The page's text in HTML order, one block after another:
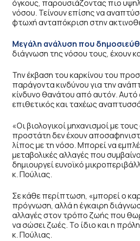
όγκους, παρουσιάζοντας πιο
νόσου. Τείνουν επίσης να
φτωχή ανταπόκριση στην
Μεγάλη ανάλυση που
διάγνωση της νόσου τους, έχουν
Την έκβαση του καρκίνου του
παράγοντα κινδύνου για την
κίνδυνο θανάτου από αυτόν. Αυτό
επιθετικός και ταχέως
«Οι βιολογικοί μηχανισμοί με
προστάτη δεν έχουν
λίπος με τη νόσο. Μπορεί να
μεταβολικές αλλαγές που
δημιουργεί ευνοϊκό
κ. Πούλιας.
Σε κάθε περίπτωση, «μπορεί ο
πρόγνωση, αλλά η έγκαιρη
αλλαγές στον τρόπο ζωής που
να σώσει ζωές. Το ίδιο και η
κ. Πούλιας.